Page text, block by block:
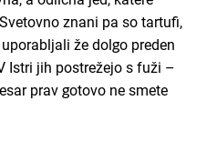
znani pa so tartufi,
že dolgo preden
Istri jih postrežejo s fuži –
prav gotovo ne smete